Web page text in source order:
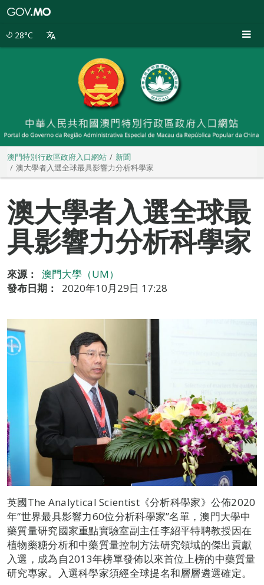
28°C
澳門特別行政區政府入口網站
新聞
澳大學者入選全球最具影響力分析科學家
澳大學者入選全球最
具影響力分析科學家
來源：
澳門大學（UM）
發布日期：
2020年10月29日 17:28
英國The Analytical Scientist《分析科學家》公佈2020
年“世界最具影響力60位分析科學家”名單，澳門大學中
藥質量研究國家重點實驗室副主任李紹平特聘教授因在
植物藥糖分析和中藥質量控制方法研究領域的傑出貢獻
入選，成為自2013年榜單發佈以來首位上榜的中藥質量
研究專家。入選科學家須經全球提名和層層遴選確定。